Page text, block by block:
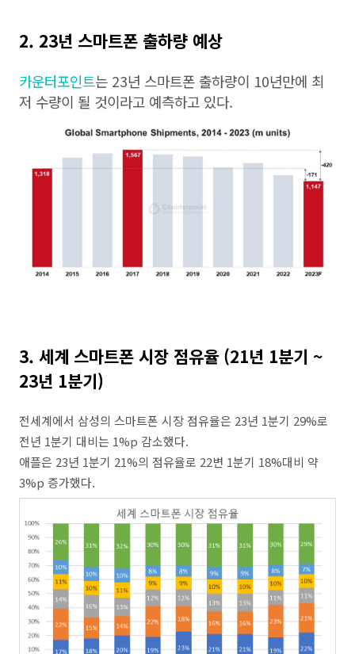
2. 23년 스마트폰 출하량 예상
카운터포인트는 23년 스마트폰 출하량이 10년만에 최
저 수량이 될 것이라고 예측하고 있다.
3. 세계 스마트폰 시장 점유율 (21년 1분기 ~
23년 1분기)
전세계에서 삼성의 스마트폰 시장 점유율은 23년 1분기 29%로
전년 1분기 대비는 1%p 감소했다.
애플은 23년 1분기 21%의 점유율로 22변 1분기 18%대비 약
3%p 증가했다.